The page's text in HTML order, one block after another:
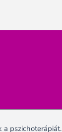
pszichoterápiát.